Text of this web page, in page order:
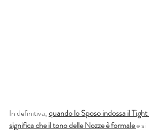
In definitiva,quando lo Sposo indossa il Tight
significa che il tono delle Nozze è formale e si